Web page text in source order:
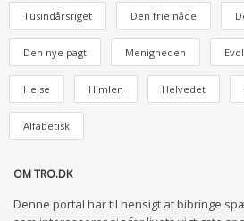
Tusindårsriget Den frie nåde
Den nye pagt Menigheden
Helse Himlen Helvedet
Alfabetisk
OM TRO.DK
Denne portal har til hensigt at bibringe